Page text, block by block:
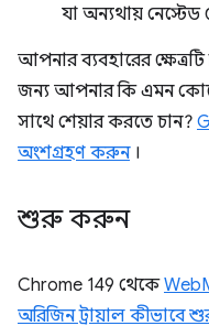
যা অন্যথায়
আপনার ব্যবহারের
জন্য আপনার কি এমন
সাথে শেয়ার করতে চান?
অংশগ্রহণ করুন।
শুরু করুন
Chrome 149 থেকে
অরিজিন ট্রায়াল কীভাবে